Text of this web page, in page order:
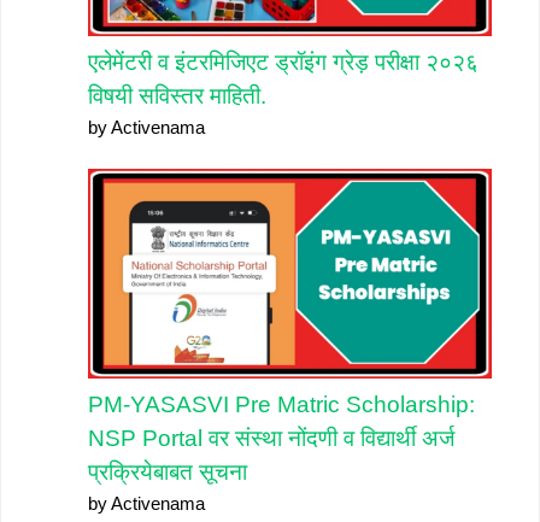
एलेमेंटरी व इंटरमिजिएट ड्रॉइंग ग्रेड़ परीक्षा २०२६
विषयी सविस्तर माहिती.
by Activenama
PM-YASASVI Pre Matric Scholarship:
NSP Portal वर संस्था नोंदणी व विद्यार्थी अर्ज
प्रक्रियेबाबत सूचना
by Activenama